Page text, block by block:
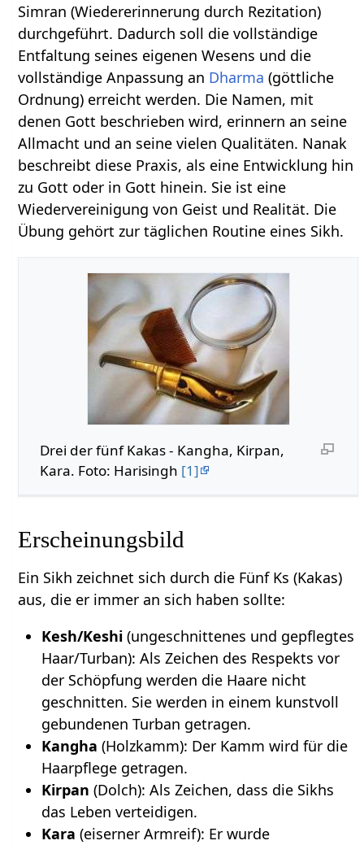
Simran (Wiedererinnerung durch Rezitation)
durchgeführt. Dadurch soll die vollständige
Entfaltung seines eigenen Wesens und die
vollständige Anpassung an Dharma (göttliche
Ordnung) erreicht werden. Die Namen, mit
denen Gott beschrieben wird, erinnern an seine
Allmacht und an seine vielen Qualitäten. Nanak
beschreibt diese Praxis, als eine Entwicklung hin
zu Gott oder in Gott hinein. Sie ist eine
Wiedervereinigung von Geist und Realität. Die
Übung gehört zur täglichen Routine eines Sikh.
Drei der fünf Kakas - Kangha, Kirpan,
Kara. Foto: Harisingh [1]
Erscheinungsbild
Ein Sikh zeichnet sich durch die Fünf Ks (Kakas)
aus, die er immer an sich haben sollte:
Kesh/Keshi(ungeschnittenes und gepflegtes
Haar/Turban): Als Zeichen des Respekts vor
der Schöpfung werden die Haare nicht
geschnitten. Sie werden in einem kunstvoll
gebundenen Turban getragen.
Kangha (Holzkamm): Der Kamm wird für die
Haarpflege getragen.
Kirpan (Dolch): Als Zeichen, dass die Sikhs
das Leben verteidigen.
Kara (eiserner Armreif): Er wurde